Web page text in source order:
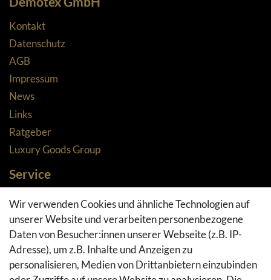
Kontakt
Datenschutz
AGB
Impressum
News
Links
Ratgeber
Luxury Goods Group
Service
Zahlungsarten
Versandarten & -kosten
Widerrufsrecht
Rückgaberecht
Vertrag widerrufen
Wir verwenden Cookies und ähnliche Technologien auf
unserer Website und verarbeiten personenbezogene
Daten von Besucher:innen unserer Webseite (z.B. IP-
Adresse), um z.B. Inhalte und Anzeigen zu
personalisieren, Medien von Drittanbietern einzubinden